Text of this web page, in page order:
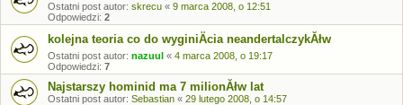
Ostatni post autor: skrecu « 9 marca 2008, o 12:51
Odpowiedzi: 2
kolejna teoria co do wyginiÄcia neandertalczykĂłw
Ostatni post autor: nazuul « 4 marca 2008, o 19:17
Odpowiedzi: 7
Najstarszy hominid ma 7 milionĂłw lat
Ostatni post autor: Sebastian « 29 lutego 2008, o 14:57